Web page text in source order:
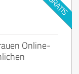
Online-